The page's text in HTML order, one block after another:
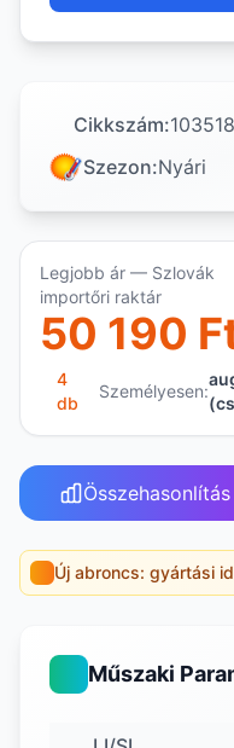
Cikkszám:
Szezon:Nyári
Legjobb ár — Szlovák
importőri raktár
50 190
4
db
Személyesen:
Összehasonlítás
Új abroncs: gyártási
Műszaki